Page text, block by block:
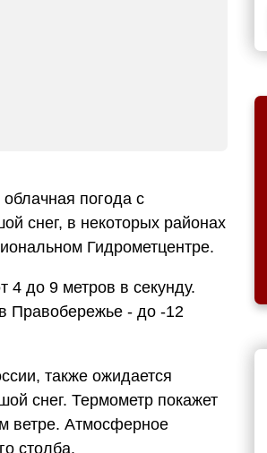
погода с
снег, в некоторых районах
Гидрометцентре.
4 до 9 метров в секунду.
Правобережье - до -12
также ожидается
снег. Термометр покажет
ветре. Атмосферное
столба.